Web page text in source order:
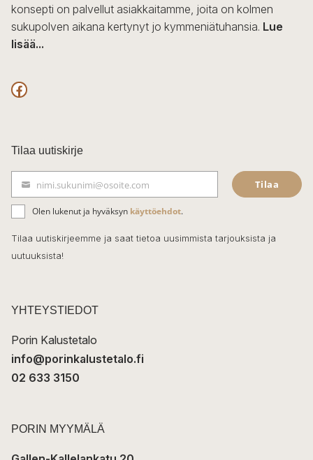
konsepti on palvellut asiakkaitamme, joita on kolmen
sukupolven aikana kertynyt jo kymmeniätuhansia. Lue
lisää...
F
c
e
b
o
o
k
Tilaa uutiskirje
ä
h
k
t
nimi.sukunimi@osoite.com Tilaa
Olen lukenut ja hyväksyn käyttöehdot.
Tilaa uutiskirjeemme ja saat tietoa uusimmista tarjouksista ja
uutuuksista!
YHTEYSTIEDOT
Porin Kalustetalo
info@porinkalustetalo.fi
02 633 3150
PORIN MYYMÄLÄ